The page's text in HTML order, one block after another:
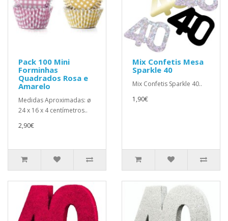
Pack 100 Mini
Forminhas
Quadrados Rosa e
Amarelo
Medidas Aproximadas: ø
24 x 16 x 4 centímetros..
2,90€
Mix Confetis Mesa
Sparkle 40
Mix Confetis Sparkle 40..
1,90€